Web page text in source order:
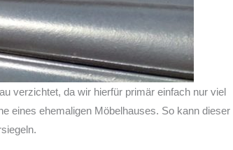
verzichtet, da wir hierfür primär einfach nur viel
eines ehemaligen Möbelhauses. So kann dieser